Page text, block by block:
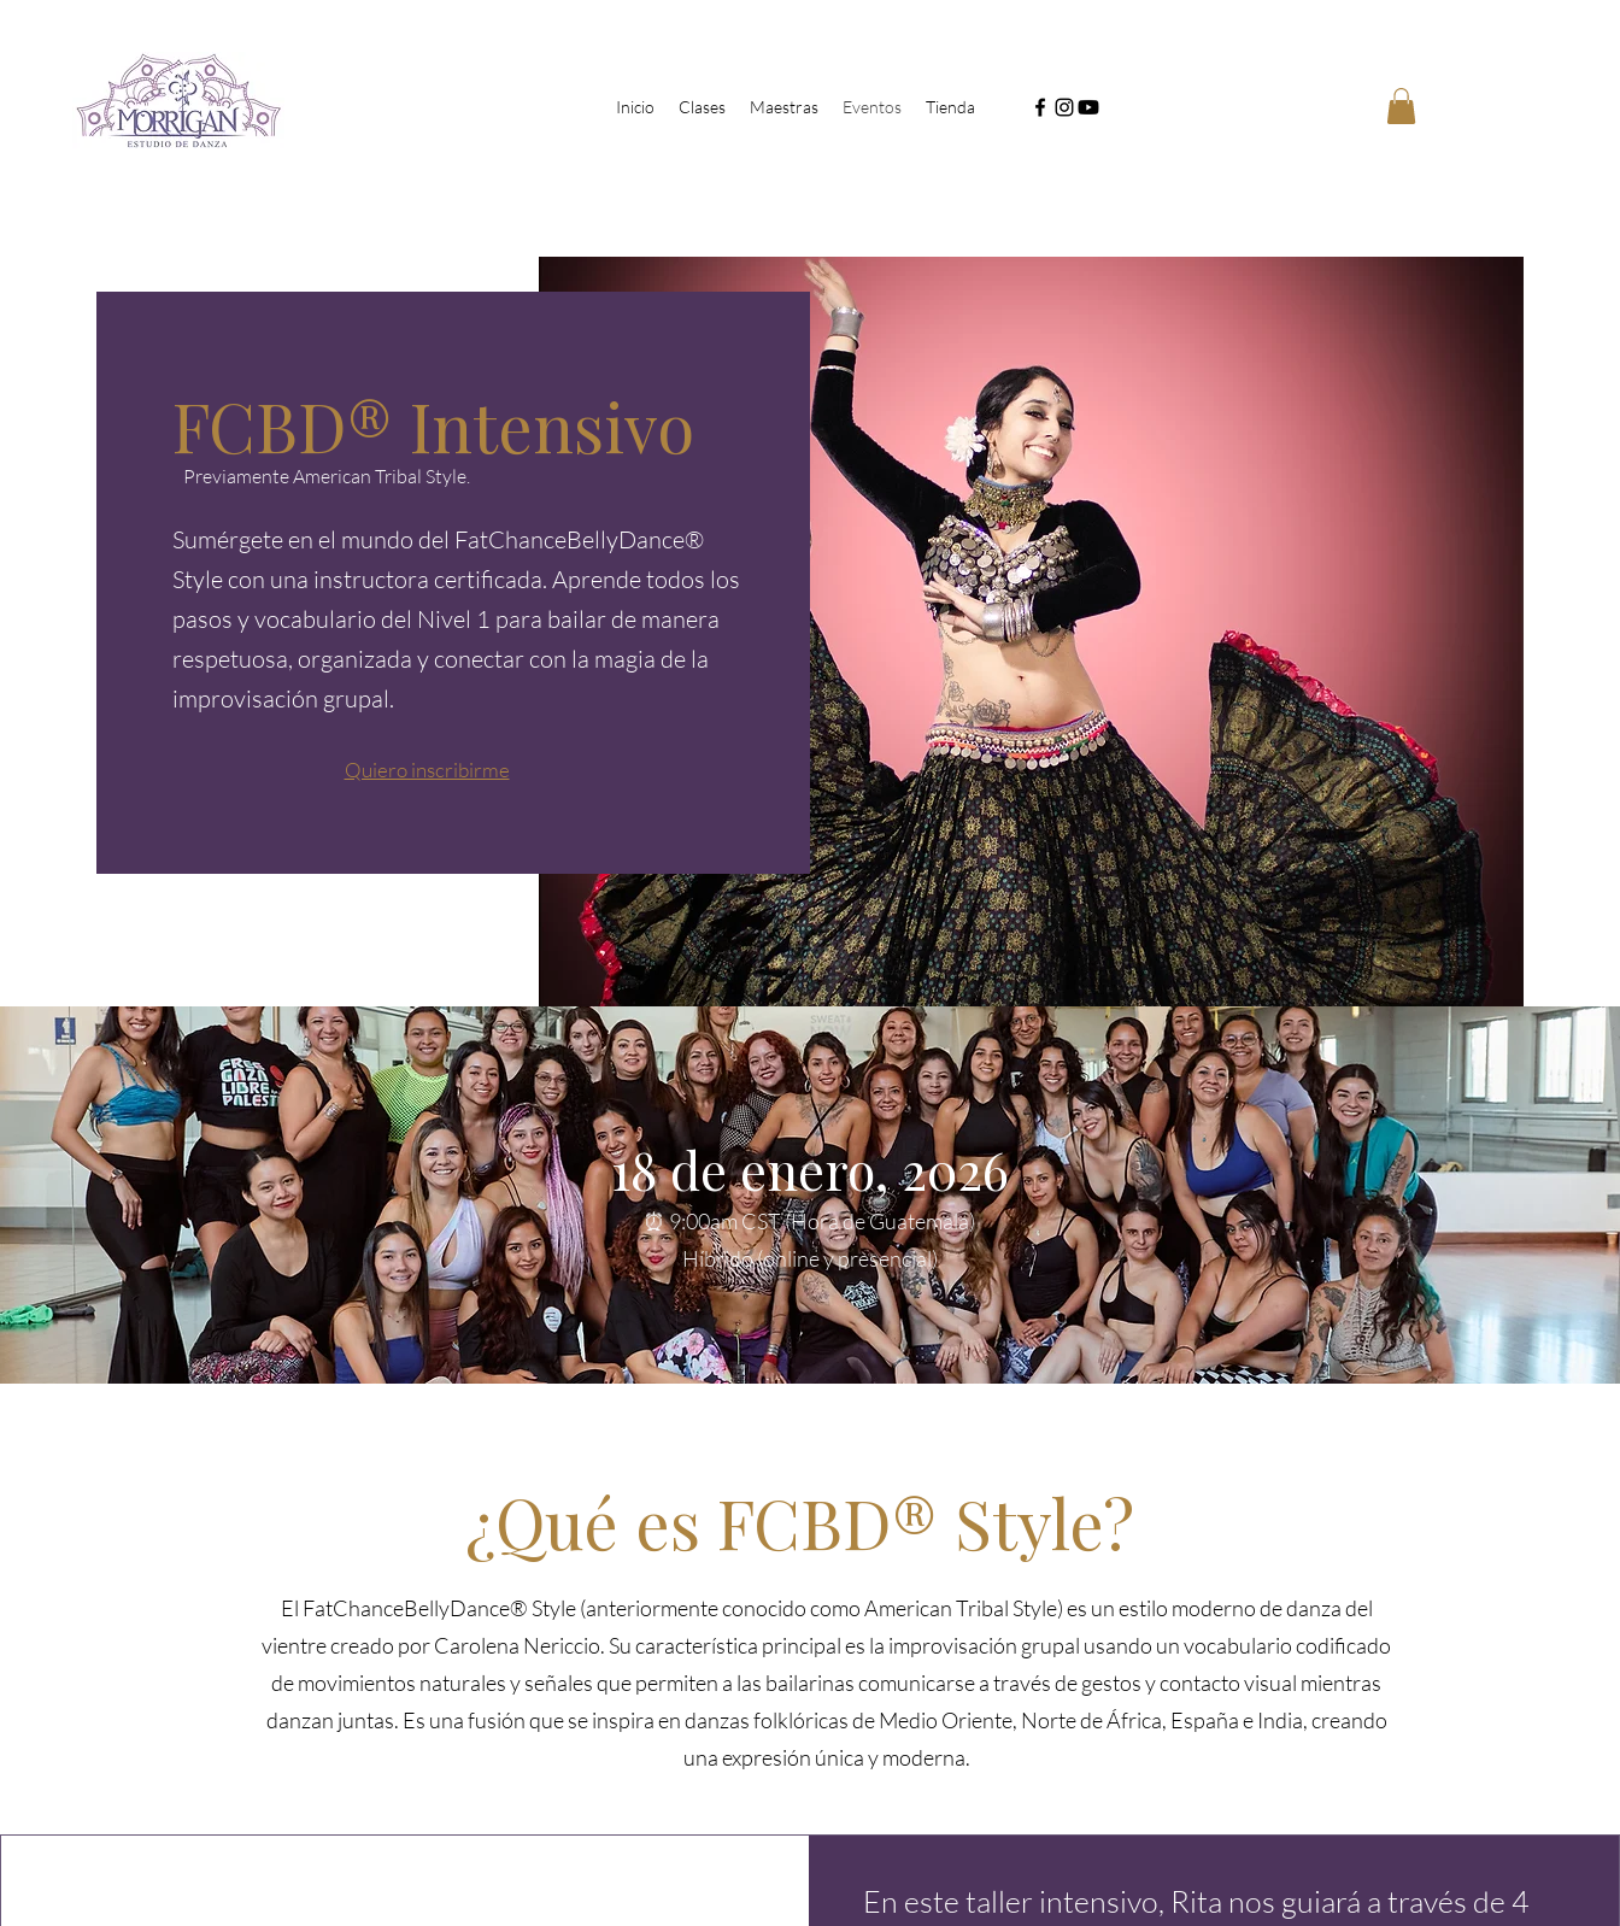
Inicio Clases Maestras Eventos Tienda
FCBD® Intensivo
Previamente American Tribal Style.
Sumérgete en el mundo del FatChanceBellyDance®
Style con una instructora certificada. Aprende todos los
pasos y vocabulario del Nivel 1 para bailar de manera
respetuosa, organizada y conectar con la magia de la
improvisación grupal.
Quiero inscribirme
18 de enero, 2026
⏰ 9:00am CST (Hora de Guatemala)
Híbrido (online y presencial)
¿Qué es FCBD® Style?
El FatChanceBellyDance® Style (anteriormente conocido como American Tribal Style) es un estilo moderno de danza del
vientre creado por Carolena Nericcio. Su característica principal es la improvisación grupal usando un vocabulario codificado
de movimientos naturales y señales que permiten a las bailarinas comunicarse a través de gestos y contacto visual mientras
danzan juntas. Es una fusión que se inspira en danzas folklóricas de Medio Oriente, Norte de África, España e India, creando
una expresión única y moderna.
En este taller intensivo, Rita nos guiará a través de 4